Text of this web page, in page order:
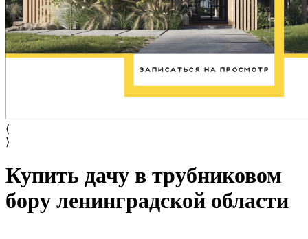
⟨
⟩
Купить дачу в трубниковом
бору ленинградской области